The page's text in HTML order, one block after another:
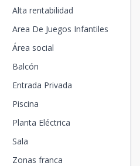
Alta rentabilidad
Area De Juegos Infantiles
Área social
Balcón
Entrada Privada
Piscina
Planta Eléctrica
Sala
Zonas franca